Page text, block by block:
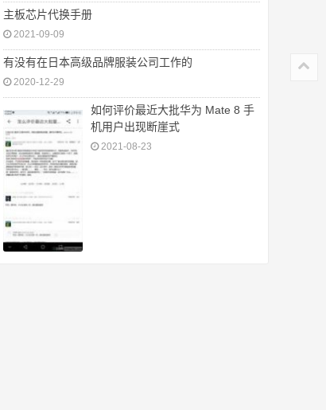
主板芯片代换手册
2021-09-09
有没有在日本高级品牌服装公司工作的
2020-12-29
如何评价最近大批华为 Mate 8 手
机用户出现断崖式
2021-08-23